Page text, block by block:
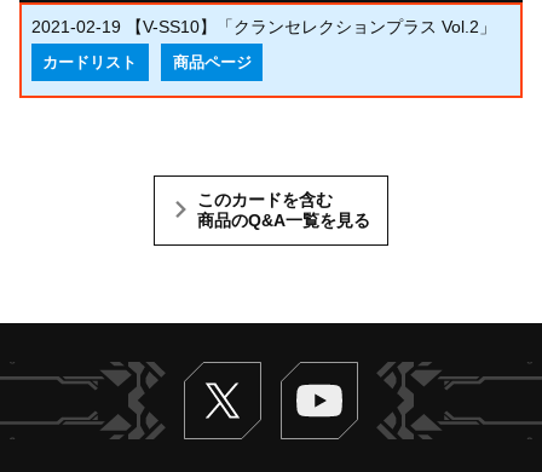
2021-02-19 【V-SS10】「クランセレクションプラス Vol.2」
カードリスト 商品ページ
このカードを含む
商品のQ&A一覧を見る
Twitter ヴァンガードch